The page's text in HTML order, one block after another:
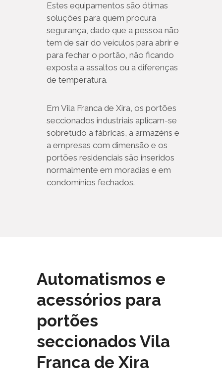
Estes equipamentos são ótimas
soluções para quem procura
segurança, dado que a pessoa não
tem de sair do veículos para abrir e
para fechar o portão, não ficando
exposta a assaltos ou a diferenças
de temperatura.
Em Vila Franca de Xira, os portões
seccionados industriais aplicam-se
sobretudo a fábricas, a armazéns e
a empresas com dimensão e os
portões residenciais são inseridos
normalmente em moradias e em
condomínios fechados.
Automatismos e
acessórios para
portões
seccionados Vila
Franca de Xira